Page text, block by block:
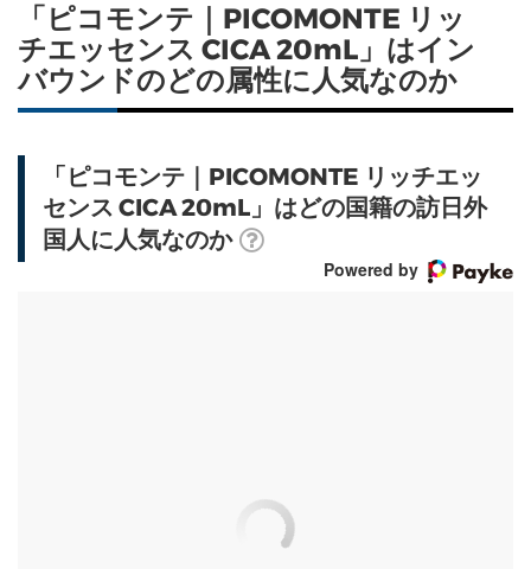
「ピコモンテ｜PICOMONTE リッ
チエッセンス CICA 20mL」はイン
バウンドのどの属性に人気なのか
「ピコモンテ｜PICOMONTE リッチエッ
センス CICA 20mL」はどの国籍の訪日外
国人に人気なのか
Powered by